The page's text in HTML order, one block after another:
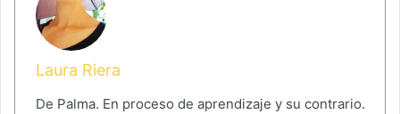
Laura Riera
De Palma. En proceso de aprendizaje y su contrario.